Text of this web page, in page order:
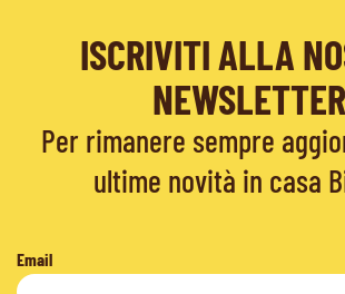
ISCRIVITI ALLA
NEWSLETTER
Per rimanere sempre
ultime novità in casa
Email